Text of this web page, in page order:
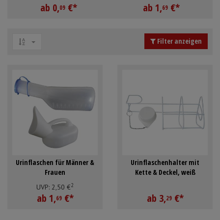
Schürzen
Mundpflege & Mundhygiene
ab 0,09 €* ab 1,69 €*
Filter anzeigen
Urinflaschen für Männer &
Frauen
UVP: 2,50 €2
ab 1,69 €*
Urinflaschenhalter mit
Kette & Deckel, weiß
ab 3,29 €*